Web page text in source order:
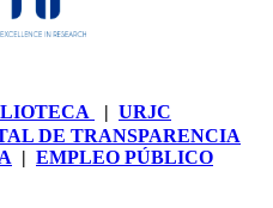
| URJC
DE TRANSPARENCIA
| EMPLEO PÚBLICO